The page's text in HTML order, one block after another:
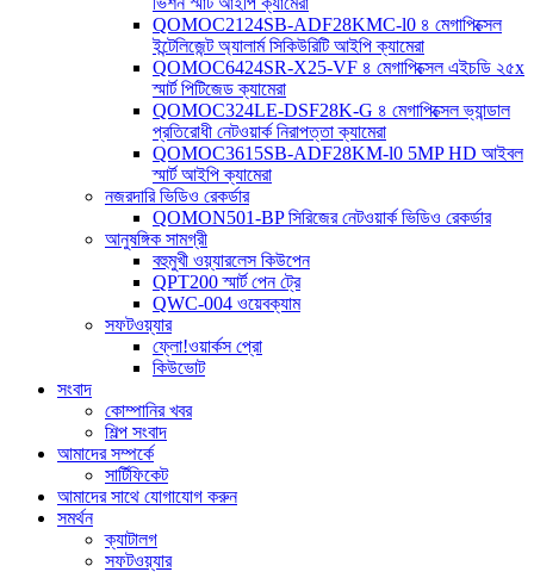
QOMOC2124SB-ADF28KMC-l0 ৪ মেগাপিক্সেল
ইন্টেলিজেন্ট অ্যালার্ম সিকিউরিটি আইপি ক্যামেরা
QOMOC6424SR-X25-VF ৪ মেগাপিক্সেল এইচডি ২৫x
স্মার্ট পিটিজেড ক্যামেরা
QOMOC324LE-DSF28K-G ৪ মেগাপিক্সেল ভ্যান্ডাল
প্রতিরোধী নেটওয়ার্ক নিরাপত্তা ক্যামেরা
QOMOC3615SB-ADF28KM-l0 5MP HD আইবল
স্মার্ট আইপি ক্যামেরা
নজরদারি ভিডিও রেকর্ডার
QOMON501-BP সিরিজের নেটওয়ার্ক ভিডিও রেকর্ডার
আনুষঙ্গিক সামগ্রী
বহুমুখী ওয়্যারলেস কিউপেন
QPT200 স্মার্ট পেন ট্রে
QWC-004 ওয়েবক্যাম
সফটওয়্যার
ফ্লো!ওয়ার্কস প্রো
কিউভোট
সংবাদ
কোম্পানির খবর
শিল্প সংবাদ
আমাদের সম্পর্কে
সার্টিফিকেট
আমাদের সাথে যোগাযোগ করুন
সমর্থন
ক্যাটালগ
সফটওয়্যার